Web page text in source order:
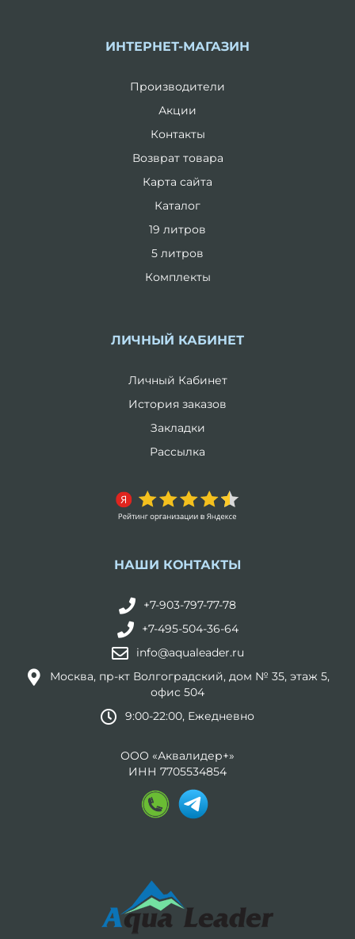
ИНТЕРНЕТ-МАГАЗИН
Производители
Акции
Контакты
Возврат товара
Карта сайта
Каталог
19 литров
5 литров
Комплекты
ЛИЧНЫЙ КАБИНЕТ
Личный Кабинет
История заказов
Закладки
Рассылка
НАШИ КОНТАКТЫ
+7-903-797-77-78
+7-495-504-36-64
info@aqualeader.ru
Москва, пр-кт Волгоградский, дом № 35, этаж 5,
офис 504
9:00-22:00, Ежедневно
ООО «Аквалидер+»
ИНН 7705534854